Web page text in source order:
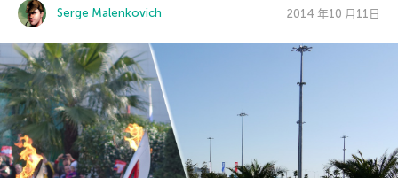
Serge Malenkovich 2014 年10 月11日